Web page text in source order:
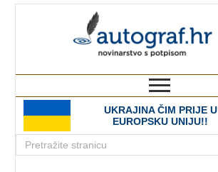
UKRAJINA ČIM PRIJE U
EUROPSKU UNIJU!!